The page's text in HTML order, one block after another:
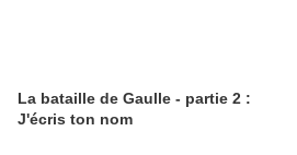
La bataille de Gaulle - partie 2 :
J'écris ton nom